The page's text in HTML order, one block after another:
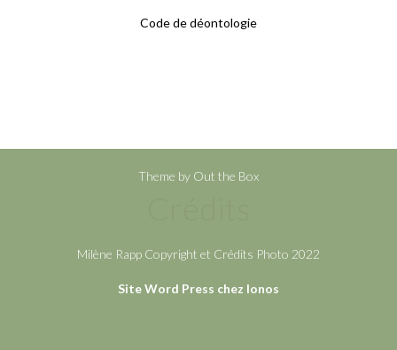
Code de déontologie
Theme by Out the Box
Milène Rapp Copyright et Crédits Photo 2022
Site Word Press chez Ionos